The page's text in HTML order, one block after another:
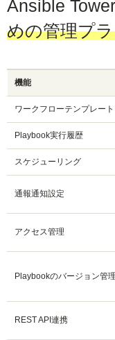
Ansible Tower
めの管理プ
機能
ワークフローテンプレート
Playbook実行履歴
スケジューリング
通報通知設定
アクセス管理
Playbookのバージョン管理
REST API連携